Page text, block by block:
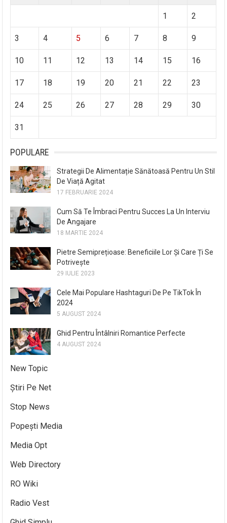
1 2
3 4 5 6 7 8 9
10 11 12 13 14 15 16
17 18 19 20 21 22 23
24 25 26 27 28 29 30
31
POPULARE
Strategii De Alimentație Sănătoasă Pentru Un Stil
De Viață Agitat
17 FEBRUARIE 2024
Cum Să Te Îmbraci Pentru Succes La Un Interviu
De Angajare
18 MARTIE 2024
Pietre Semiprețioase: Beneficiile Lor Și Care Ți Se
Potrivește
29 IULIE 2023
Cele Mai Populare Hashtaguri De Pe TikTok În
2024
5 AUGUST 2024
Ghid Pentru Întâlniri Romantice Perfecte
4 AUGUST 2024
New Topic
Știri Pe Net
Stop News
Popești Media
Media Opt
Web Directory
RO Wiki
Radio Vest